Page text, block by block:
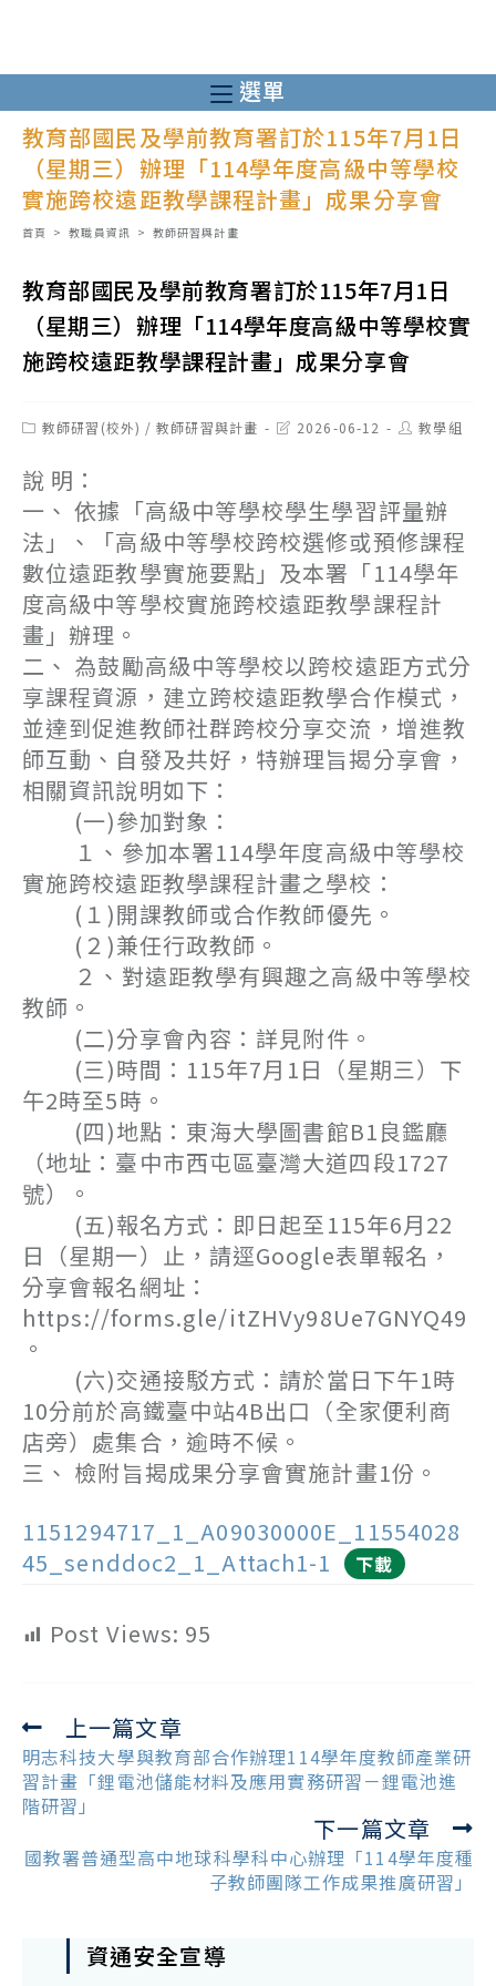
至
主
要
容
選單
教育部國民及學前教育署訂於115年7月1日
（星期三）辦理「114學年度高級中等學校
實施跨校遠距教學課程計畫」成果分享會
首頁 > 教職員資訊 > 教師研習與計畫
教育部國民及學前教育署訂於115年7月1日
（星期三）辦理「114學年度高級中等學校實
施跨校遠距教學課程計畫」成果分享會
Post教師研習(校外) / 教師研習與計畫
Post2026-06-12
Post教學組
說 明：
一、 依據「高級中等學校學生學習評量辦
法」、「高級中等學校跨校選修或預修課程
數位遠距教學實施要點」及本署「114學年
度高級中等學校實施跨校遠距教學課程計
畫」辦理。
二、 為鼓勵高級中等學校以跨校遠距方式分
享課程資源，建立跨校遠距教學合作模式，
並達到促進教師社群跨校分享交流，增進教
師互動、自發及共好，特辦理旨揭分享會，
相關資訊說明如下：
(一)參加對象：
１、參加本署114學年度高級中等學校
實施跨校遠距教學課程計畫之學校：
(１)開課教師或合作教師優先。
(２)兼任行政教師。
２、對遠距教學有興趣之高級中等學校
教師。
(二)分享會內容：詳見附件。
(三)時間：115年7月1日（星期三）下
午2時至5時。
(四)地點：東海大學圖書館B1良鑑廳
（地址：臺中市西屯區臺灣大道四段1727
號）。
(五)報名方式：即日起至115年6月22
日（星期一）止，請逕Google表單報名，
分享會報名網址：
https://forms.gle/itZHVy98Ue7GNYQ49
。
(六)交通接駁方式：請於當日下午1時
10分前於高鐵臺中站4B出口（全家便利商
店旁）處集合，逾時不候。
三、 檢附旨揭成果分享會實施計畫1份。
1151294717_1_A09030000E_11554028
45_senddoc2_1_Attach1-1
下載
Post Views: 95
Read
more
articles
上一篇文章
明志科技大學與教育部合作辦理114學年度教師產業研
習計畫「鋰電池儲能材料及應用實務研習－鋰電池進
階研習」
下一篇文章
國教署普通型高中地球科學科中心辦理「114學年度種
子教師團隊工作成果推廣研習」
資通安全宣導